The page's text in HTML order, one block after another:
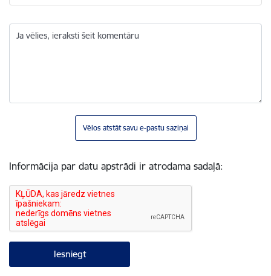
Ja vēlies, ieraksti šeit komentāru
Vēlos atstāt savu e-pastu saziņai
Informācija par datu apstrādi ir atrodama sadaļā: